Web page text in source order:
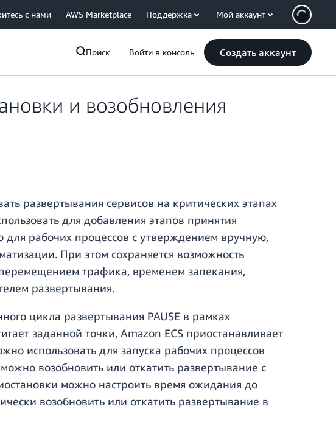
с нами AWS Marketplace Поддержка Мой аккаунт
Поиск Войти в консоль Создать аккаунт
и возобновления
развертывания сервисов на критических этапах
для добавления этапов принятия
рабочих процессов с утверждением вручную,
При этом сохраняется возможность
трафика, временем запекания,
развертывания.
цикла развертывания PAUSE в рамках
заданной точки, Amazon ECS приостанавливает
использовать для запуска рабочих процессов
возобновить или откатить развертывание с
можно настроить время ожидания до
возобновить или откатить развертывание в